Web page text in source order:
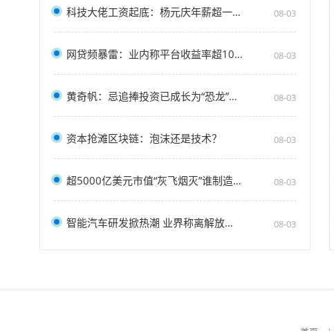
科技大佬工资起底：杨元庆年薪超一亿元 马云有多少 08-03
网贷频暴雷：业内称平台收益率超10% 投资者就要 08-03
黄奇帆：忌追捧投资已成长为“恐龙”的独角兽 08-03
资本抢滩区块链：泡沫还是技术？ 08-03
超5000亿美元市值“灰飞烟灭”谁制造了数字货币 08-03
智能汽车研发掀热潮 业界称离解放双手还很远 08-03